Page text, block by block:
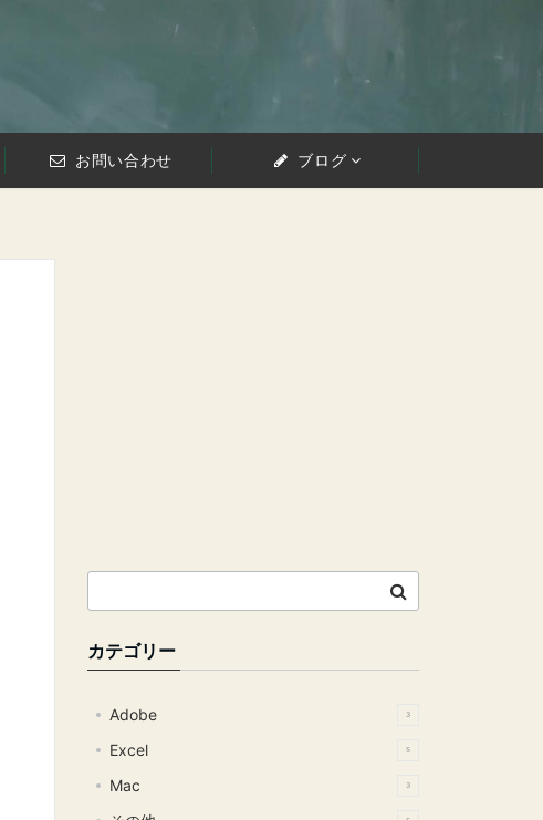
お問い合わせ ブログ
カテゴリー
Adobe 3
Excel 5
Mac 3